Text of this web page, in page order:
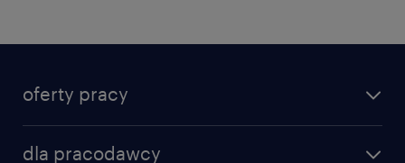
oferty pracy
dla pracodawcy